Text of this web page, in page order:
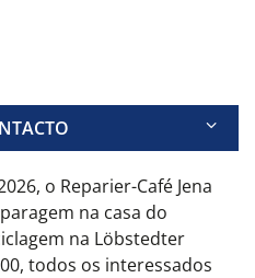
o Reparier-Café Jena
na casa do
na Löbstedter
todos os interessados